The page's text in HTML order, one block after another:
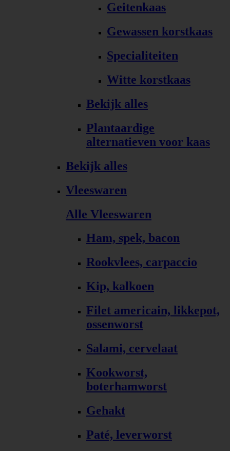
Geitenkaas
Gewassen korstkaas
Specialiteiten
Witte korstkaas
Bekijk alles
Plantaardige
alternatieven voor kaas
Bekijk alles
Vleeswaren
Alle Vleeswaren
Ham, spek, bacon
Rookvlees, carpaccio
Kip, kalkoen
Filet americain, likkepot,
ossenworst
Salami, cervelaat
Kookworst,
boterhamworst
Gehakt
Paté, leverworst